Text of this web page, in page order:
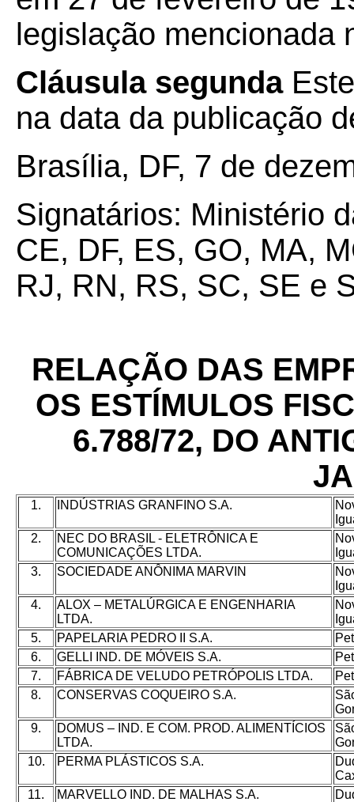
legislação mencionada
Cláusula segunda
na data da publicação
Brasília, DF, 7 de
Signatários: Ministério
CE, DF, ES, GO, MA,
RJ, RN, RS, SC, SE e
RELAÇÃO DAS
OS ESTÍMULOS
6.788/72, DO
1. INDÚSTRIAS GRANFINO S.A.
2.
NEC DO BRASIL - ELETRÔNICA E
COMUNICAÇÕES LTDA.
3.
SOCIEDADE ANÔNIMA MARVIN
4.
ALOX – METALÚRGICA E ENGENHARIA
LTDA.
5.
PAPELARIA PEDRO II S.A.
6.
GELLI IND. DE MÓVEIS S.A.
7.
FÁBRICA DE VELUDO PETRÓPOLIS LTDA.
8.
CONSERVAS COQUEIRO S.A.
9.
DOMUS – IND. E COM. PROD. ALIMENTÍCIOS
LTDA.
10.
PERMA PLÁSTICOS S.A.
11.
MARVELLO IND. DE MALHAS S.A.